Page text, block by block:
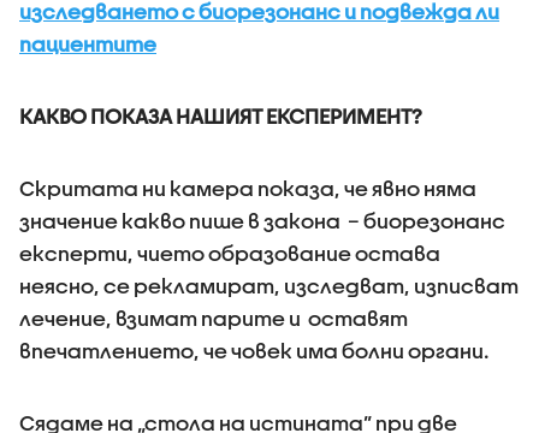
изследването с биорезонанс и подвежда ли
пациентите
КАКВО ПОКАЗА НАШИЯТ ЕКСПЕРИМЕНТ?
Скритата ни камера показа, че явно няма
значение какво пише в закона – биорезонанс
експерти, чието образование остава
неясно, се рекламират, изследват, изписват
лечение, взимат парите и оставят
впечатлението, че човек има болни органи.
Сядаме на „стола на истината” при две